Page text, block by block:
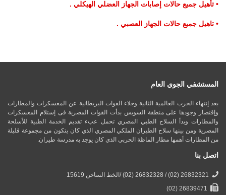
• تأهيل جميع حالات إصابات الجهاز العضلي الهيكلي .
• تاهيل جميع حالات الجهاز العصبي .
المستشفي الجوي العام
بعد إنتهاء الحرب العالمية الثانية وجلاء القوات البريطانية عن المعسكرات والمطارات
وإقتصار وجودها على منطقة السويس بدأت القوات المصرية فى إستلام المعسكرات
والمطارات وبدأ السلاح الطبي المصري تحمل عبء تقديم الخدمة الطبية للأسلحة
المصرية ومن بينها سلاح الطيران الملكي المصري الذي كان يتكون من مجموعة قليلة
من المطارات أهمها مطار الماظة الحربي الذي كان يوجد به مدرسة طيران.
اتصل بنا